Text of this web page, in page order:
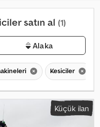
satın al (1)
Alaka
Kesiciler
Küçük ilan